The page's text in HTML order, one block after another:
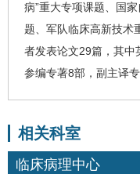
病”重大专项课题、国
题、军队临床高新技术
者发表论文29篇，其中
参编专著8部，副主译专
相关科室
临床病理中心